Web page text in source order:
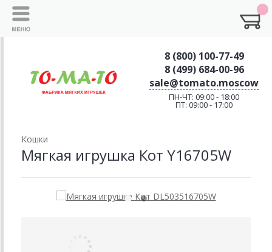
8 (800) 100-77-49
8 (499) 684-00-96
sale@tomato.moscow
ПН-ЧТ: 09:00 - 18:00
ПТ: 09:00 - 17:00
Кошки
Мягкая игрушка Кот Y16705W